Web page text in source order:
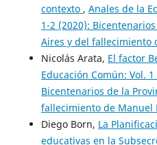
contexto , Anales de la
1-2 (2020):
Aires y del fallecimiento
Nicolás Arata, El factor
Educación Común: Vol.
Bicentenarios de la
fallecimiento de Manuel
Diego Born, La
educativas en la